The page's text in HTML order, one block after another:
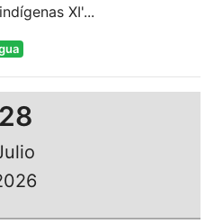
XI'...
28